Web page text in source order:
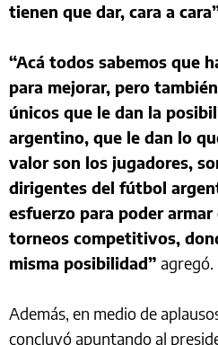
tienen que dar, cara a
“Acá todos sabemos que
para mejorar, pero
únicos que le dan la
argentino, que le dan lo
valor son los jugadores,
dirigentes del fútbol
esfuerzo para poder
torneos competitivos,
misma posibilidad” agregó.
Además, en medio de
concluyó apuntando al